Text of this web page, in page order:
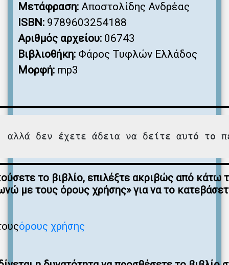
Μετάφραση: Αποστολίδης Ανδρέας
ISBN: 9789603254188
Αριθμός αρχείου: 06743
Βιβλιοθήκη: Φάρος Τυφλών Ελλάδος
Μορφή: mp3
αλλά δεν έχετε άδεια να δείτε αυτό το
το βιβλίο, επιλέξτε ακριβώς από κάτω
με τους όρους χρήσης» για να το
όρους χρήσης